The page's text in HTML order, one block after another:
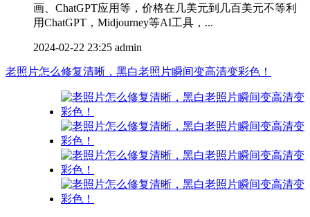
画、ChatGPT应用等，价格在几美元到几百美元不等利
用ChatGPT，Midjourney等AI工具，...
2024-02-22 23:25 admin
老照片怎么修复清晰，黑白老照片瞬间变高清变彩色！